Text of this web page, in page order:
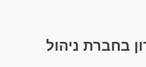
בחברת ניהול